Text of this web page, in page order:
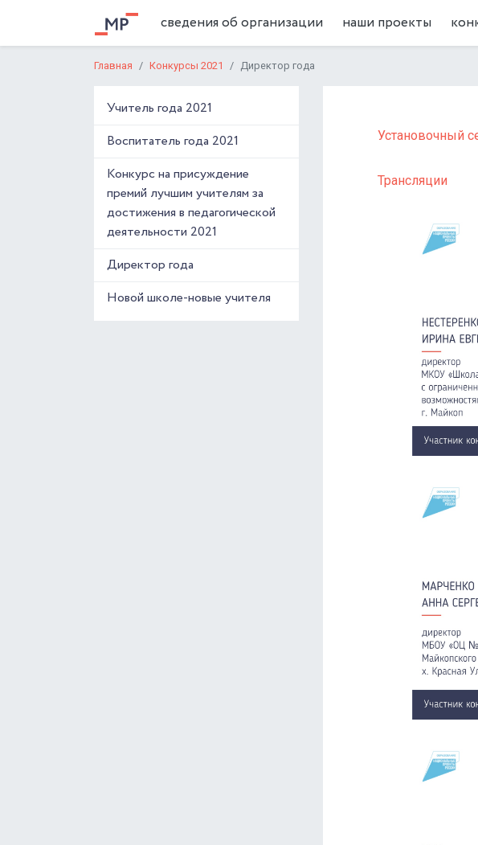
сведения об организации наши проекты
Главная Конкурсы 2021 Директор года
Учитель года 2021
Воспитатель года 2021
Конкурс на присуждение
премий лучшим учителям за
достижения в педагогической
деятельности 2021
Директор года
Новой школе-новые учителя
Установочный
Трансляции